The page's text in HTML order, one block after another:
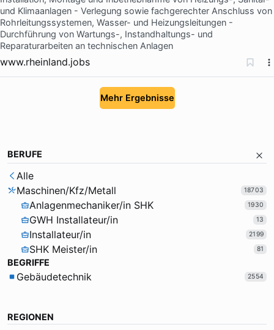
und Klimaanlagen - Verlegung sowie fachgerechter Anschluss von
Rohrleitungssystemen, Wasser- und Heizungsleitungen -
Durchführung von Wartungs-, Instandhaltungs- und
Reparaturarbeiten an technischen Anlagen
www.rheinland.jobs
Mehr Ergebnisse
BERUFE
Alle
Maschinen/Kfz/Metall
18703
Anlagenmechaniker/in SHK 1930
GWH Installateur/in 13
Installateur/in 2199
SHK Meister/in 81
BEGRIFFE
Gebäudetechnik 2554
REGIONEN